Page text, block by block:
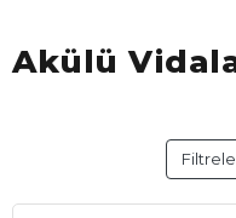
Akülü